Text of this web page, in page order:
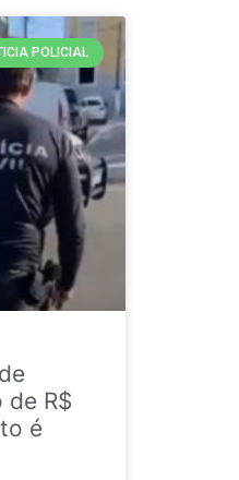
POLICIAL
de R$
é